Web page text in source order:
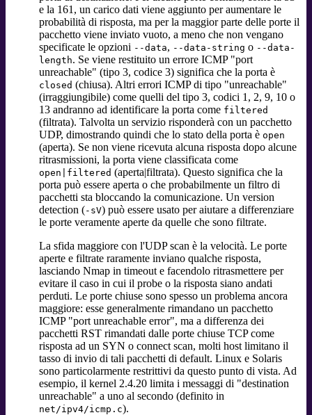
e la 161, un carico dati viene aggiunto per aumentare le
probabilità di risposta, ma per la maggior parte delle porte il
pacchetto viene inviato vuoto, a meno che non vengano
specificate le opzioni --data, --data-string o --data-
length. Se viene restituito un errore ICMP "port
unreachable" (tipo 3, codice 3) significa che la porta è
closed (chiusa). Altri errori ICMP di tipo "unreachable"
(irraggiungibile) come quelli del tipo 3, codici 1, 2, 9, 10 o
13 andranno ad identificare la porta come filtered
(filtrata). Talvolta un servizio risponderà con un pacchetto
UDP, dimostrando quindi che lo stato della porta è open
(aperta). Se non viene ricevuta alcuna risposta dopo alcune
ritrasmissioni, la porta viene classificata come
open|filtered (aperta|filtrata). Questo significa che la
porta può essere aperta o che probabilmente un filtro di
pacchetti sta bloccando la comunicazione. Un version
detection (-sV) può essere usato per aiutare a differenziare
le porte veramente aperte da quelle che sono filtrate.
La sfida maggiore con l'UDP scan è la velocità. Le porte
aperte e filtrate raramente inviano qualche risposta,
lasciando Nmap in timeout e facendolo ritrasmettere per
evitare il caso in cui il probe o la risposta siano andati
perduti. Le porte chiuse sono spesso un problema ancora
maggiore: esse generalmente rimandano un pacchetto
ICMP "port unreachable error", ma a differenza dei
pacchetti RST rimandati dalle porte chiuse TCP come
risposta ad un SYN o connect scan, molti host limitano il
tasso di invio di tali pacchetti di default. Linux e Solaris
sono particolarmente restrittivi da questo punto di vista. Ad
esempio, il kernel 2.4.20 limita i messaggi di "destination
unreachable" a uno al secondo (definito in
net/ipv4/icmp.c).